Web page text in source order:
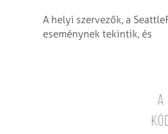
A helyi szervezők, a
eseménynek tekintik, és
a